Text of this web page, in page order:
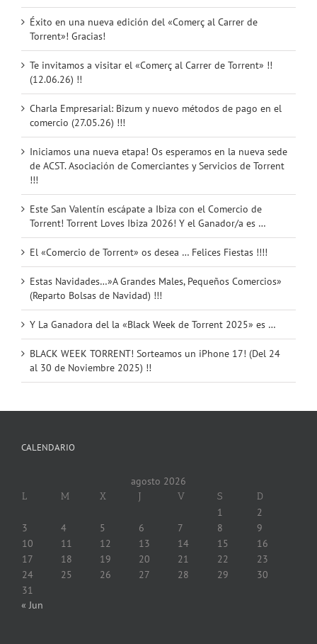
Éxito en una nueva edición del «Comerç al Carrer de
Torrent»! Gracias!
Te invitamos a visitar el «Comerç al Carrer de Torrent» !!
(12.06.26) !!
Charla Empresarial: Bizum y nuevo métodos de pago en el
comercio (27.05.26) !!!
Iniciamos una nueva etapa! Os esperamos en la nueva sede
de ACST. Asociación de Comerciantes y Servicios de Torrent
!!!
Este San Valentín escápate a Ibiza con el Comercio de
Torrent! Torrent Loves Ibiza 2026! Y el Ganador/a es …
El «Comercio de Torrent» os desea … Felices Fiestas !!!!
Estas Navidades…»A Grandes Males, Pequeños Comercios»
(Reparto Bolsas de Navidad) !!!
Y La Ganadora del la «Black Week de Torrent 2025» es …
BLACK WEEK TORRENT! Sorteamos un iPhone 17! (Del 24
al 30 de Noviembre 2025) !!
CALENDARIO
agosto 2026
L M X J V S D
1
2
3
4 5 6 7 8
9
10
11 12 13 14 15
16
17
18 19 20 21 22
23
24
25 26 27 28 29
30
31
« Jun